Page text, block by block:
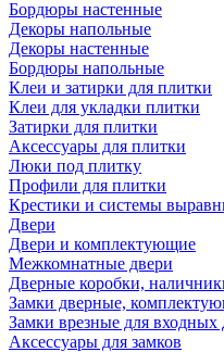
Бордюры настенные
Декоры напольные
Декоры настенные
Бордюры напольные
Клеи и затирки для плитки
Клеи для укладки плитки
Затирки для плитки
Аксессуары для плитки
Люки под плитку
Профили для плитки
Крестики и системы
Двери
Двери и комплектующие
Межкомнатные двери
Дверные коробки,
Замки дверные,
Замки врезные для входных
Аксессуары для замков